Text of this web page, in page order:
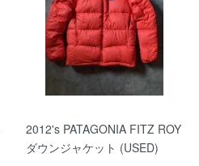
2012's PATAGONIA FITZ ROY
ダウンジャケット (USED)